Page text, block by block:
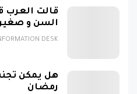
قالت العرب
السن و صغير
DESK
هل يمكن
رمضان